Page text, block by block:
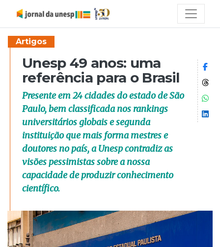
Artigos
Unesp 49 anos: uma
referência para o Brasil
Presente em 24 cidades do estado de São
Paulo, bem classificada nos rankings
universitários globais e segunda
instituição que mais forma mestres e
doutores no país, a Unesp contradiz as
visões pessimistas sobre a nossa
capacidade de produzir conhecimento
científico.